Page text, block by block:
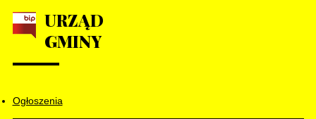
URZĄD
GMINY
Ogłoszenia